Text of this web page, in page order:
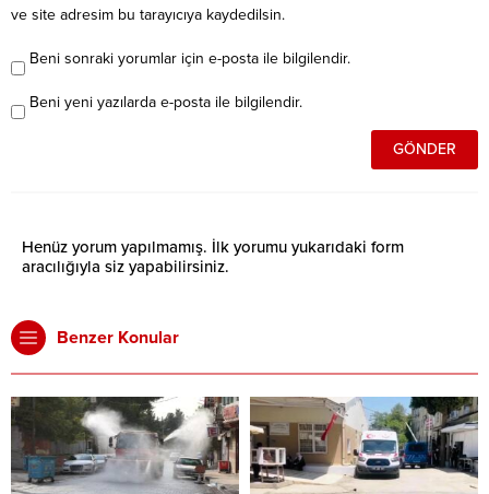
ve site adresim bu tarayıcıya kaydedilsin.
Beni sonraki yorumlar için e-posta ile bilgilendir.
Beni yeni yazılarda e-posta ile bilgilendir.
Henüz yorum yapılmamış. İlk yorumu yukarıdaki form
aracılığıyla siz yapabilirsiniz.
Benzer Konular